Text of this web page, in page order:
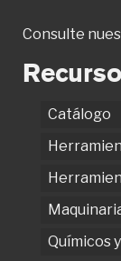
Consulte
Catálogo
Químicos